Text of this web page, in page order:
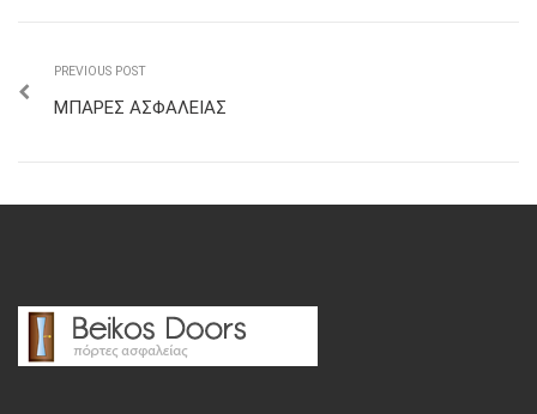
PREVIOUS POST
ΜΠΑΡΕΣ ΑΣΦΑΛΕΙΑΣ